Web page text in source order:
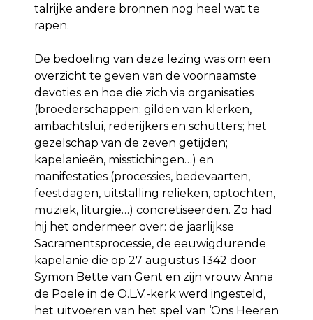
talrijke andere bronnen nog heel wat te
rapen.
De bedoeling van deze lezing was om een
overzicht te geven van de voornaamste
devoties en hoe die zich via organisaties
(broederschappen; gilden van klerken,
ambachtslui, rederijkers en schutters; het
gezelschap van de zeven getijden;
kapelanieën, misstichingen…) en
manifestaties (processies, bedevaarten,
feestdagen, uitstalling relieken, optochten,
muziek, liturgie…) concretiseerden. Zo had
hij het ondermeer over: de jaarlijkse
Sacramentsprocessie, de eeuwigdurende
kapelanie die op 27 augustus 1342 door
Symon Bette van Gent en zijn vrouw Anna
de Poele in de O.L.V.-kerk werd ingesteld,
het uitvoeren van het spel van ‘Ons Heeren